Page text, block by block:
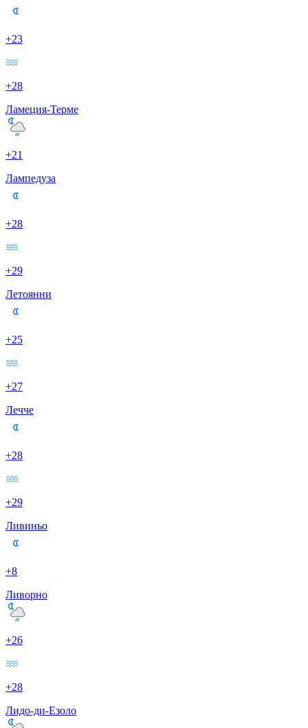
+23
+28
Ламеция-Терме
+21
Лампедуза
+28
+29
Летоянни
+25
+27
Лечче
+28
+29
Ливиньо
+8
Ливорно
+26
+28
Лидо-ди-Езоло